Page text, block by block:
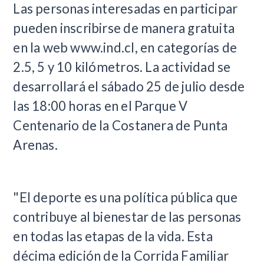
Las personas interesadas en participar
pueden inscribirse de manera gratuita
en la web www.ind.cl, en categorías de
2.5, 5 y 10 kilómetros. La actividad se
desarrollará el sábado 25 de julio desde
las 18:00 horas en el Parque V
Centenario de la Costanera de Punta
Arenas.
"El deporte es una política pública que
contribuye al bienestar de las personas
en todas las etapas de la vida. Esta
décima edición de la Corrida Familiar